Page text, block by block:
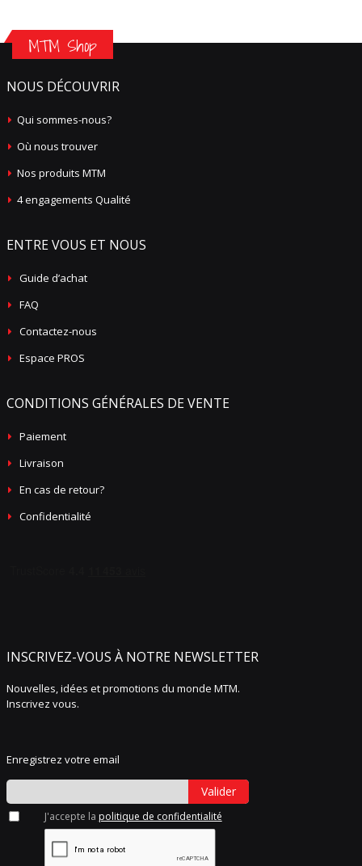
MTM Shop
NOUS DÉCOUVRIR
Qui sommes-nous?
Où nous trouver
Nos produits MTM
4 engagements Qualité
ENTRE VOUS ET NOUS
Guide d’achat
FAQ
Contactez-nous
Espace PROS
CONDITIONS GÉNÉRALES DE VENTE
Paiement
Livraison
En cas de retour?
Confidentialité
INSCRIVEZ-VOUS À NOTRE NEWSLETTER
Nouvelles, idées et promotions du monde MTM.
Inscrivez vous.
Enregistrez votre email
Valider
J'accepte la politique de confidentialité